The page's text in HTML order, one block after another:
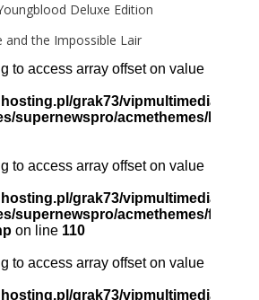
Deluxe Edition
and the Impossible Lair